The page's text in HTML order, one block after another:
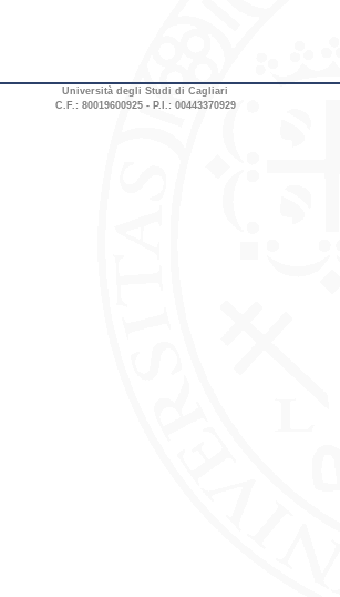
Università degli Studi di Cagliari
C.F.: 80019600925 - P.I.: 00443370929